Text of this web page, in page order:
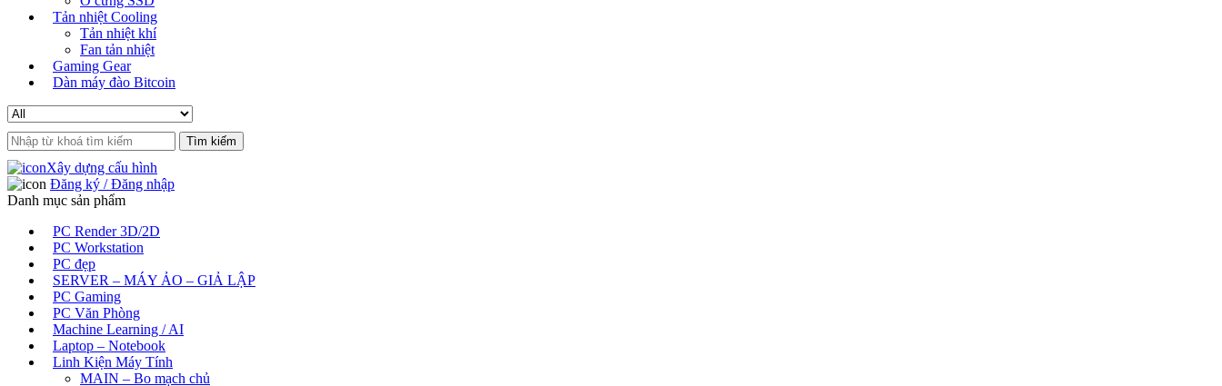
Tản nhiệt Cooling
Tản nhiệt khí
Fan tản nhiệt
Gaming Gear
Dàn máy đào Bitcoin
Search
for:
Xây dựng cấu hình
Đăng ký / Đăng nhập
Danh mục sản phẩm
PC Render 3D/2D
PC Workstation
PC đẹp
SERVER – MÁY ẢO – GIẢ LẬP
PC Gaming
PC Văn Phòng
Machine Learning / AI
Laptop – Notebook
Linh Kiện Máy Tính
MAIN – Bo mạch chủ